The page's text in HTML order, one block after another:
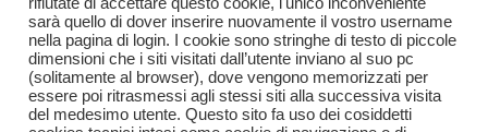
sarà quello di dover inserire nuovamente il vostro username
nella pagina di login. I cookie sono stringhe di testo di piccole
dimensioni che i siti visitati dall’utente inviano al suo pc
(solitamente al browser), dove vengono memorizzati per
essere poi ritrasmessi agli stessi siti alla successiva visita
del medesimo utente. Questo sito fa uso dei cosiddetti